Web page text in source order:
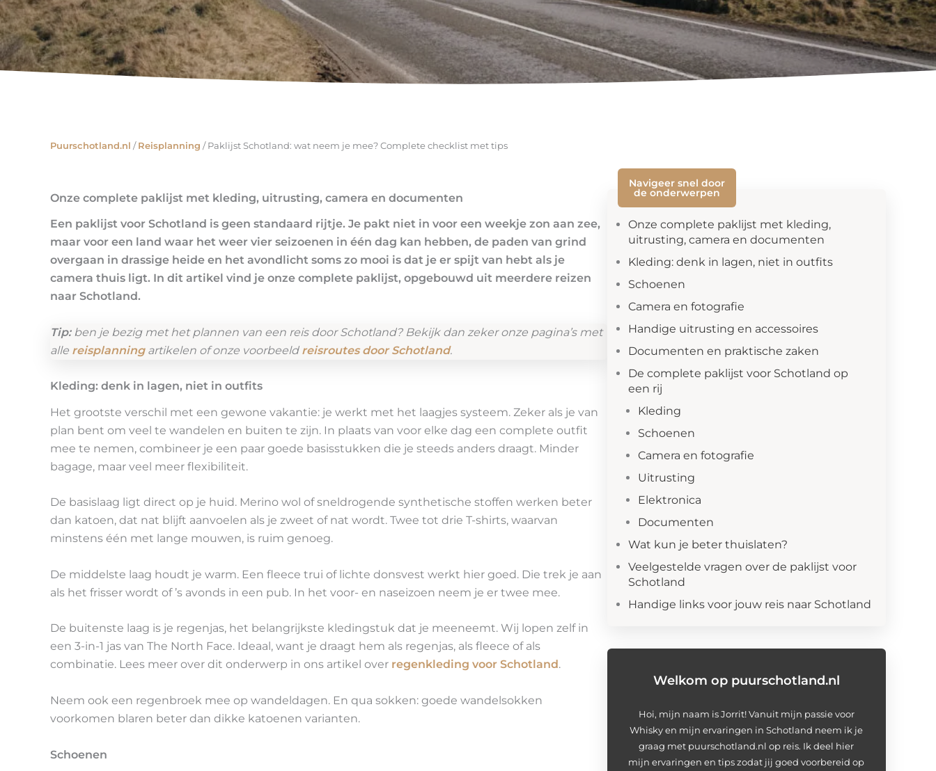
Puurschotland.nl /Reisplanning /Paklijst Schotland: wat neem je mee? Complete checklist met tips
Onze complete paklijst met kleding, uitrusting, camera en documenten
Een paklijst voor Schotland is geen standaard rijtje. Je pakt niet in voor een weekje zon aan zee,
maar voor een land waar het weer vier seizoenen in één dag kan hebben, de paden van grind
overgaan in drassige heide en het avondlicht soms zo mooi is dat je er spijt van hebt als je
camera thuis ligt. In dit artikel vind je onze complete paklijst, opgebouwd uit meerdere reizen
naar Schotland.
Tip:ben je bezig met het plannen van een reis door Schotland? Bekijk dan zeker onze pagina’s met
alle reisplanningartikelen of onze voorbeeld reisroutes door Schotland.
Kleding: denk in lagen, niet in outfits
Het grootste verschil met een gewone vakantie: je werkt met het laagjes systeem. Zeker als je van
plan bent om veel te wandelen en buiten te zijn. In plaats van voor elke dag een complete outfit
mee te nemen, combineer je een paar goede basisstukken die je steeds anders draagt. Minder
bagage, maar veel meer flexibiliteit.
De basislaag ligt direct op je huid. Merino wol of sneldrogende synthetische stoffen werken beter
dan katoen, dat nat blijft aanvoelen als je zweet of nat wordt. Twee tot drie T-shirts, waarvan
minstens één met lange mouwen, is ruim genoeg.
De middelste laag houdt je warm. Een fleece trui of lichte donsvest werkt hier goed. Die trek je aan
als het frisser wordt of ’s avonds in een pub. In het voor- en naseizoen neem je er twee mee.
De buitenste laag is je regenjas, het belangrijkste kledingstuk dat je meeneemt. Wij lopen zelf in
een 3-in-1 jas van The North Face. Ideaal, want je draagt hem als regenjas, als fleece of als
combinatie. Lees meer over dit onderwerp in ons artikel over regenkleding voor Schotland .
Neem ook een regenbroek mee op wandeldagen. En qua sokken: goede wandelsokken
voorkomen blaren beter dan dikke katoenen varianten.
Schoenen
Navigeer snel door
de onderwerpen
Onze complete paklijst met kleding,
uitrusting, camera en documenten
Kleding: denk in lagen, niet in outfits
Schoenen
Camera en fotografie
Handige uitrusting en accessoires
Documenten en praktische zaken
De complete paklijst voor Schotland op
een rij
Kleding
Schoenen
Camera en fotografie
Uitrusting
Elektronica
Documenten
Wat kun je beter thuislaten?
Veelgestelde vragen over de paklijst voor
Schotland
Handige links voor jouw reis naar Schotland
Welkom op puurschotland.nl
Hoi, mijn naam is Jorrit! Vanuit mijn passie voor
Whisky en mijn ervaringen in Schotland neem ik je
graag met puurschotland.nl op reis. Ik deel hier
mijn ervaringen en tips zodat jij goed voorbereid op